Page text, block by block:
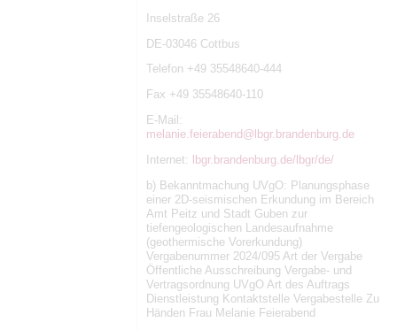
Inselstraße 26
DE-03046 Cottbus
Telefon +49 35548640-444
Fax +49 35548640-110
E-Mail:
melanie.feierabend@lbgr.brandenburg.de
Internet:
lbgr.brandenburg.de/lbgr/de/
b) Bekanntmachung UVgO: Planungsphase
einer 2D-seismischen Erkundung im Bereich
Amt Peitz und Stadt Guben zur
tiefengeologischen Landesaufnahme
(geothermische Vorerkundung)
Vergabenummer 2024/095 Art der Vergabe
Öffentliche Ausschreibung Vergabe- und
Vertragsordnung UVgO Art des Auftrags
Dienstleistung Kontaktstelle Vergabestelle Zu
Händen Frau Melanie Feierabend